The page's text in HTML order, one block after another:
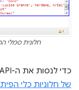
חלונית סמלי
כדי לנסות את ה-API הזה, צריך להתקין את
של חלוניות כלי